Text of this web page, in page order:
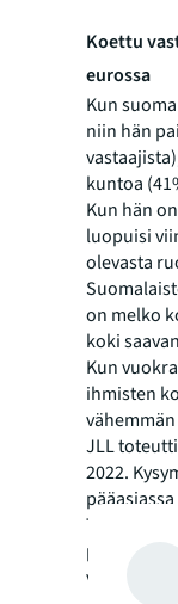
Koettu
eurossa
Kun
niin hän
kuntoa
Kun hän
luopuisi
olevasta
on melko
koki
Kun
ihmisten
JLL
2022.
Turun
pitkälti
vuokra-